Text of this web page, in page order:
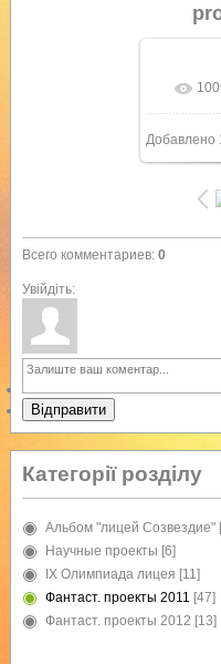
В
Добавлено
Всего комментариев: 0
Увійдіть:
Відправити
Категорії розділу
Альбом "лицей Созвездие"
Научные проекты [6]
IX Олимпиада лицея [11]
Фантаст. проекты 2011 [47]
Фантаст. проекты 2012 [13]